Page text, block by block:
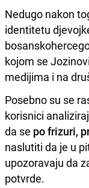
Nedugo nakon
identitetu
kojom se
medijima i na
Posebno su se
korisnici
da se po frizuri,
naslutiti da je u
upozoravaju da
potvrde.